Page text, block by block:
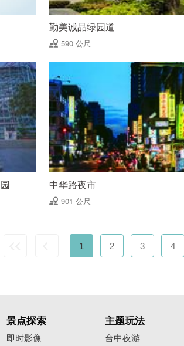
勤美诚品绿园道
590 公尺
中华路夜市
901 公尺
1 2 3 4
景点探索
即时影像
主题玩法
台中夜游